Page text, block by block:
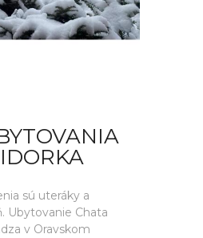
sú uteráky a
Ubytovanie Chata
v Oravskom